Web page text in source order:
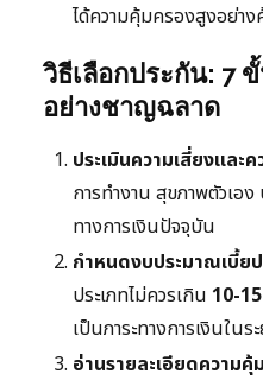
ได้ความคุ้มครองสูงอย่า
วิธีเลือกประกัน: 7
อย่างชาญฉลาด
ประเมินความเสี่ยงและ
การทำงาน สุขภาพตัวเอง
ทางการเงินปัจจุบัน
กำหนดงบประมาณเบี้ย
ประเภทไม่ควรเกิน 10-
เป็นภาระทางการเงินในระ
อ่านรายละเอียดความ